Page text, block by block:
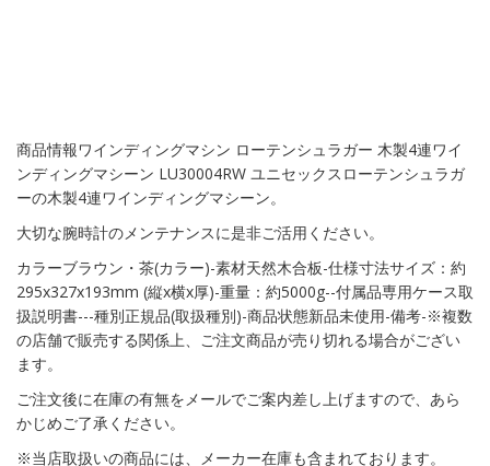
商品情報ワインディングマシン ローテンシュラガー 木製4連ワイ
ンディングマシーン LU30004RW ユニセックスローテンシュラガ
ーの木製4連ワインディングマシーン。
大切な腕時計のメンテナンスに是非ご活用ください。
カラーブラウン・茶(カラー)-素材天然木合板-仕様寸法サイズ：約
295x327x193mm (縦x横x厚)-重量：約5000g--付属品専用ケース取
扱説明書---種別正規品(取扱種別)-商品状態新品未使用-備考-※複数
の店舗で販売する関係上、ご注文商品が売り切れる場合がござい
ます。
ご注文後に在庫の有無をメールでご案内差し上げますので、あら
かじめご了承ください。
※当店取扱いの商品には、メーカー在庫も含まれております。